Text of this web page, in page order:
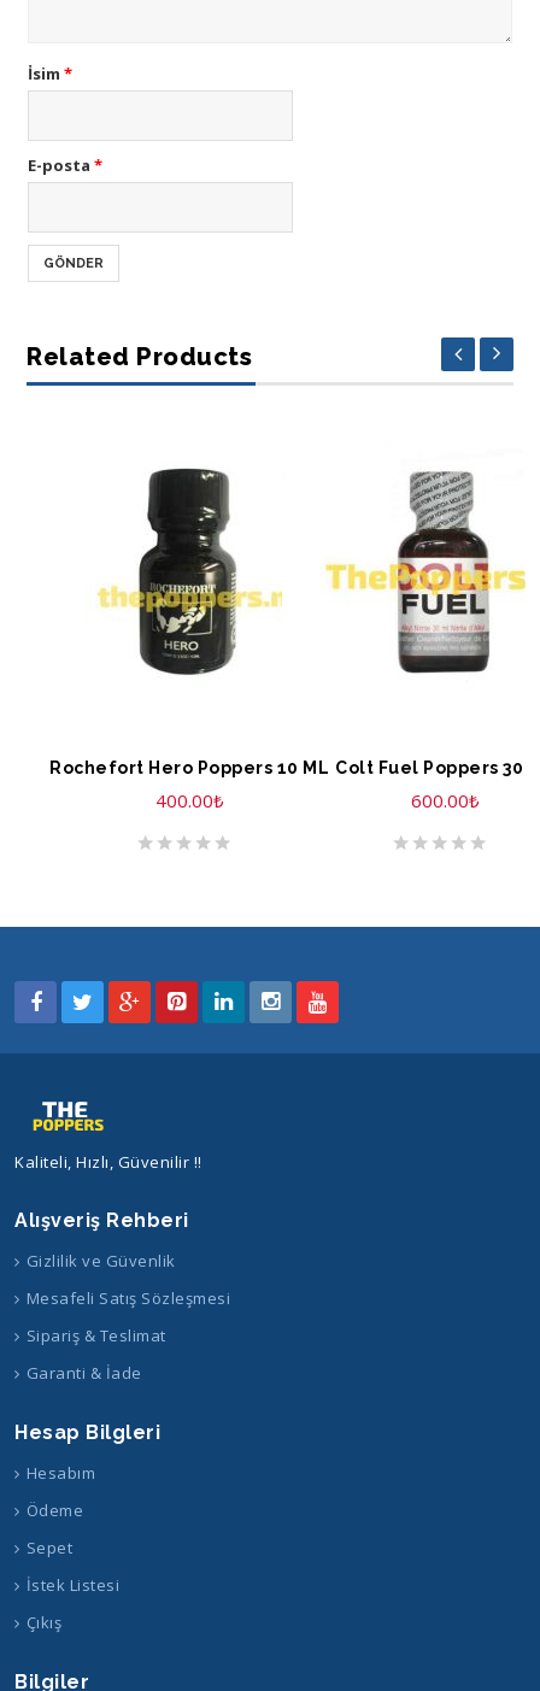
İsim *
E-posta *
Related Products
SEPETE EKLE
Rochefort Hero Poppers 10 ML
400.00₺
SEPETE EKLE
Colt Fuel Poppers 30
600.00₺
Kaliteli, Hızlı, Güvenilir !!
Alışveriş Rehberi
Gizlilik ve Güvenlik
Mesafeli Satış Sözleşmesi
Sipariş & Teslimat
Garanti & İade
Hesap Bilgleri
Hesabım
Ödeme
Sepet
İstek Listesi
Çıkış
Bilgiler